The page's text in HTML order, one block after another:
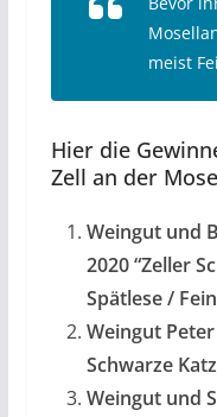
meist
Hier die
Zell an der
Weingut und
2020 “Zeller
Spätlese /
Weingut
Schwarze
Weingut und